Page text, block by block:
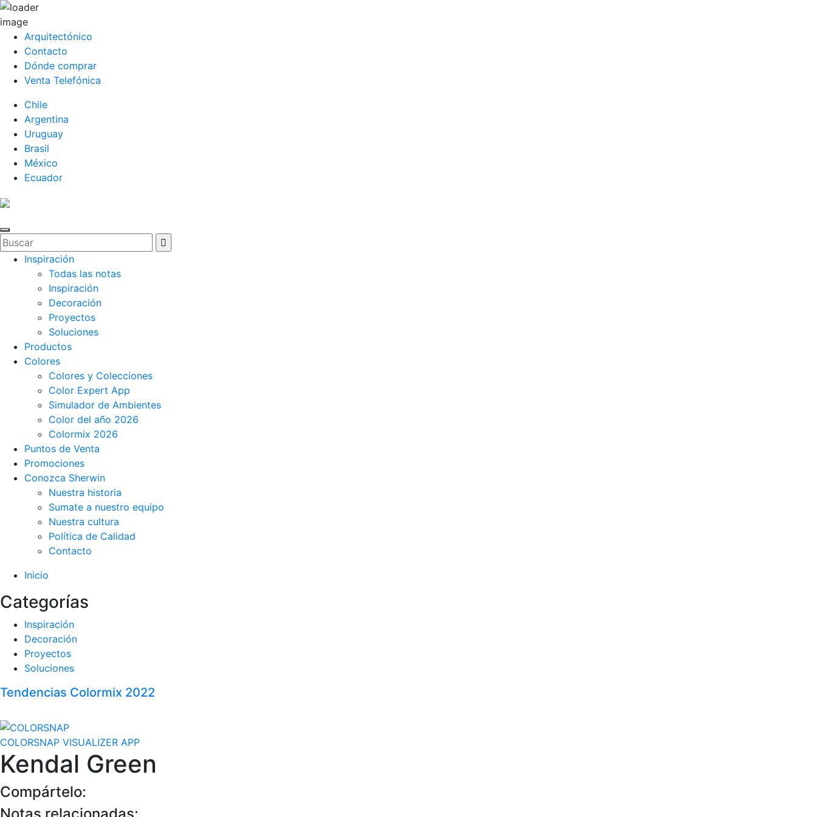
Arquitectónico
Contacto
Dónde comprar
Venta Telefónica
Chile
Argentina
Uruguay
Brasil
México
Ecuador
Inspiración
Todas las notas
Inspiración
Decoración
Proyectos
Soluciones
Productos
Colores
Colores y Colecciones
Color Expert App
Simulador de Ambientes
Color del año 2026
Colormix 2026
Puntos de Venta
Promociones
Conozca Sherwin
Nuestra historia
Sumate a nuestro equipo
Nuestra cultura
Política de Calidad
Contacto
Inicio
Categorías
Inspiración
Decoración
Proyectos
Soluciones
Tendencias Colormix 2022
COLORSNAP VISUALIZER APP
Kendal Green
Compártelo:
Notas relacionadas: